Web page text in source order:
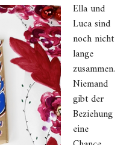
Ella und
Luca sind
noch nicht
lange
zusammen.
Niemand
gibt der
Beziehung
eine